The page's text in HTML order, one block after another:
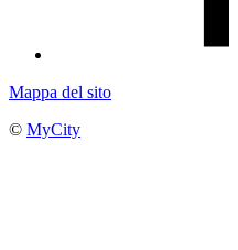
Mappa del sito
© MyCity